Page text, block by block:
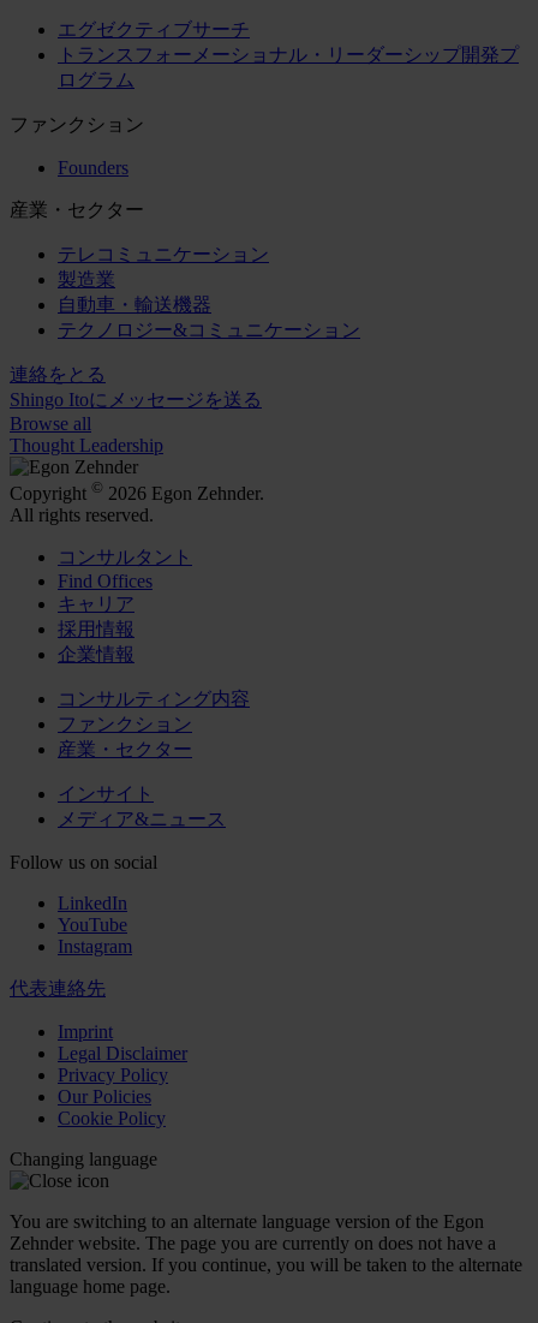
エグゼクティブサーチ
トランスフォーメーショナル・リーダーシップ開発プ
ログラム
ファンクション
Founders
産業・セクター
テレコミュニケーション
製造業
自動車・輸送機器
テクノロジー&コミュニケーション
連絡をとる
Shingo Itoにメッセージを送る
Browse all
Thought Leadership
Copyright © 2026 Egon Zehnder.
All rights reserved.
コンサルタント
Find Offices
キャリア
採用情報
企業情報
コンサルティング内容
ファンクション
産業・セクター
インサイト
メディア&ニュース
Follow us on social
LinkedIn
YouTube
Instagram
代表連絡先
Imprint
Legal Disclaimer
Privacy Policy
Our Policies
Cookie Policy
Changing language
You are switching to an alternate language version of the Egon
Zehnder website. The page you are currently on does not have a
translated version. If you continue, you will be taken to the alternate
language home page.